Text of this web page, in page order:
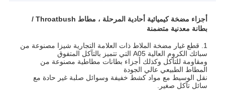
أجزاء مضخة كيميائية أحادية المرحلة ، مطاط Throatbush /
بطانة معدنية متضمنة
1. قطع غيار مضخة الملاط ذات العلامة التجارية شيزا مصنوعة من
سبائك الكروم العالية A05 التي تتميز بالتآكل المتفوق
ومقاومة للتآكل وكذلك أجزاء بطانات مطاطية مصنوعة من
المطاط الطبيعي عالي الجودة
نقل الوسيط مع مواد كشط خفيفة وسوائل صلبة غير حادة مع
سائل تآكل صغير.